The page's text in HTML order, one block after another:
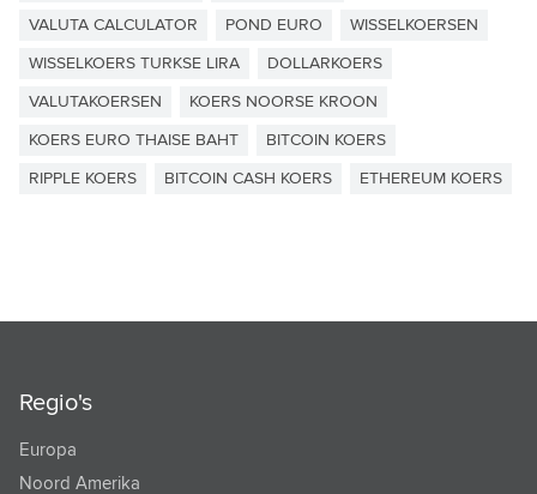
VALUTA CALCULATOR POND EURO WISSELKOERSEN
WISSELKOERS TURKSE LIRA DOLLARKOERS
VALUTAKOERSEN KOERS NOORSE KROON
KOERS EURO THAISE BAHT BITCOIN KOERS
RIPPLE KOERS BITCOIN CASH KOERS ETHEREUM KOERS
Regio's
Europa
Noord Amerika